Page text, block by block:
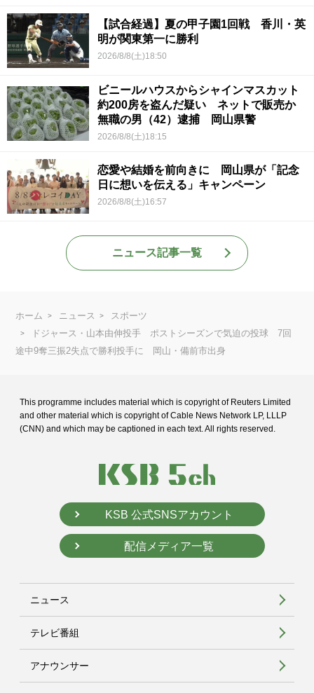
【試合経過】夏の甲子園1回戦 香川・英
明が関東第一に勝利
2026/8/8(土)18:50
ビニールハウスからシャインマスカット
約200房を盗んだ疑い ネットで販売か
無職の男（42）逮捕 岡山県警
2026/8/8(土)18:15
恋愛や結婚を前向きに 岡山県が「記念
日に想いを伝える」キャンペーン
2026/8/8(土)16:57
ニュース記事一覧
ホーム ニュース
スポーツ
ドジャース・山本由伸投手 ポストシーズンで気迫の投球 7回
途中9奪三振2失点で勝利投手に 岡山・備前市出身
This programme includes material which is copyright of Reuters Limited
and other material which is copyright of Cable News Network LP, LLLP
(CNN) and which may be captioned in each text. All rights reserved.
KSB 公式SNSアカウント
配信メディア一覧
ニュース
テレビ番組
アナウンサー